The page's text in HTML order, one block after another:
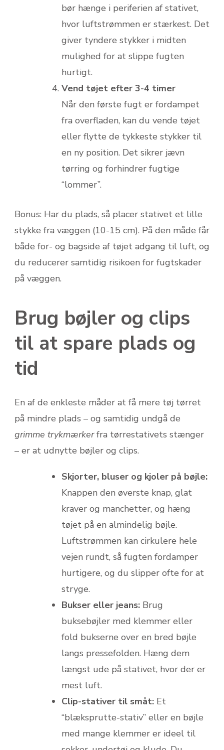
bør hænge i periferien af stativet,
hvor luftstrømmen er stærkest. Det
giver tyndere stykker i midten
mulighed for at slippe fugten
hurtigt.
Vend tøjet efter 3-4 timer
Når den første fugt er fordampet
fra overfladen, kan du vende tøjet
eller flytte de tykkeste stykker til
en ny position. Det sikrer jævn
tørring og forhindrer fugtige
“lommer”.
Bonus: Har du plads, så placer stativet et lille
stykke fra væggen (10-15 cm). På den måde får
både for- og bagside af tøjet adgang til luft, og
du reducerer samtidig risikoen for fugtskader
på væggen.
Brug bøjler og clips
til at spare plads og
tid
En af de enkleste måder at få mere tøj tørret
på mindre plads – og samtidig undgå de
grimme trykmærkerfra tørrestativets stænger
– er at udnytte bøjler og clips.
Skjorter, bluser og kjoler på bøjle:
Knappen den øverste knap, glat
kraver og manchetter, og hæng
tøjet på en almindelig bøjle.
Luftstrømmen kan cirkulere hele
vejen rundt, så fugten fordamper
hurtigere, og du slipper ofte for at
stryge.
Bukser eller jeans: Brug
buksebøjler med klemmer eller
fold bukserne over en bred bøjle
langs pressefolden. Hæng dem
længst ude på stativet, hvor der er
mest luft.
Clip-stativer til småt: Et
“blæksprutte-stativ” eller en bøjle
med mange klemmer er ideel til